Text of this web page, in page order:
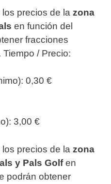
precios de la zona
en función del
fracciones
/ Precio:
0,30 €
3,00 €
precios de la zona
y Pals Golfen
podrán obtener